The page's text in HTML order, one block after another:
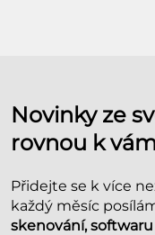
Novinky ze
rovnou k
Přidejte se k více
každý měsíc
skenování,